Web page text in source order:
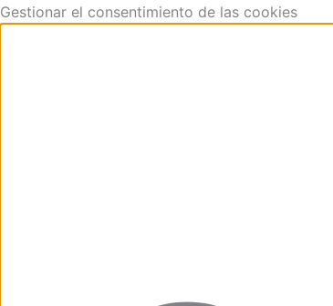
Gestionar el consentimiento de las cookies
Funcional
Preferencias
Estadísticas
Marketing
Ir